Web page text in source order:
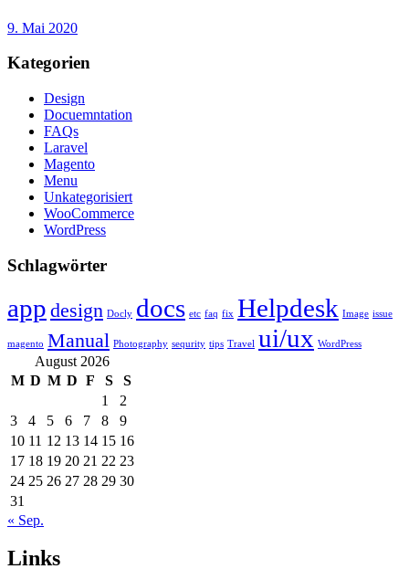
9. Mai 2020
Kategorien
Design
Docuemntation
FAQs
Laravel
Magento
Menu
Unkategorisiert
WooCommerce
WordPress
Schlagwörter
app design Docly docs etc faq fix Helpdesk Image issue
magento Manual Photography sequrity tips Travel ui/ux WordPress
August 2026
M D M D F S
S
1
2
3
4 5 6 7 8
9
10 11 12 13 14 15 16
17 18 19 20 21 22 23
24 25 26 27 28 29 30
31
« Sep.
Links